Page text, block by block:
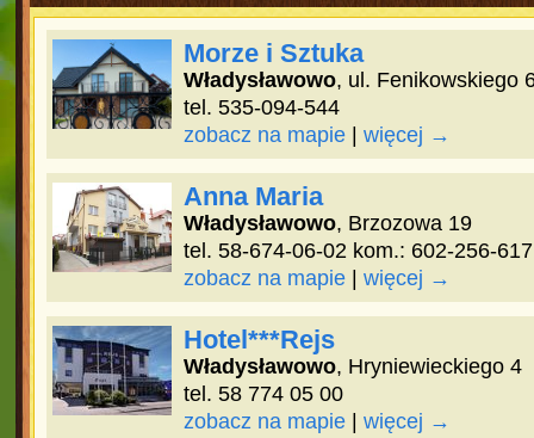
Morze i Sztuka
Władysławowo, ul. Fenikowskiego
tel. 535-094-544
zobacz na mapie| więcej →
Anna Maria
Władysławowo, Brzozowa 19
tel. 58-674-06-02 kom.: 602-256-617
zobacz na mapie| więcej →
Hotel***Rejs
Władysławowo, Hryniewieckiego 4
tel. 58 774 05 00
zobacz na mapie| więcej →